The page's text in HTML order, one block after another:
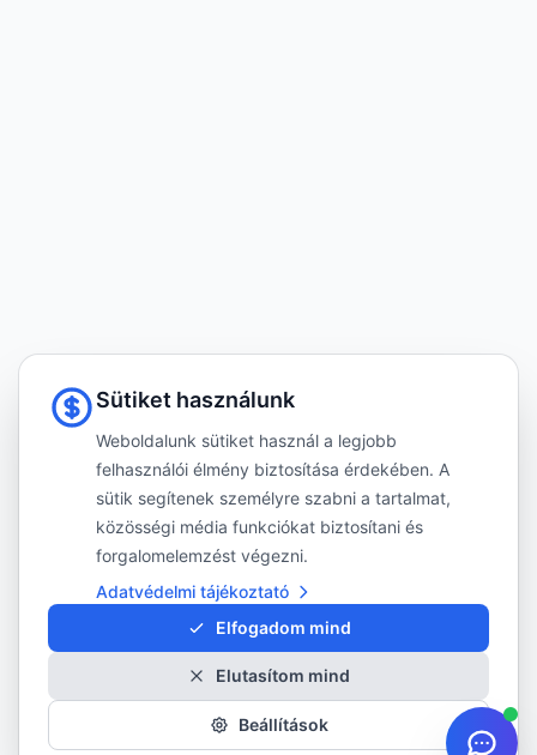
Sütiket használunk
Weboldalunk sütiket használ a legjobb
felhasználói élmény biztosítása érdekében. A
sütik segítenek személyre szabni a tartalmat,
közösségi média funkciókat biztosítani és
forgalomelemzést végezni.
Adatvédelmi tájékoztató
Elfogadom mind
Elutasítom mind
Beállítások